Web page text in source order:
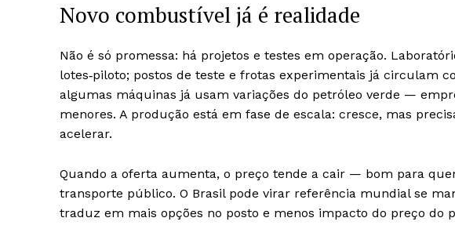
Novo combustível já é realidade
Não é só promessa: há projetos e testes em operação.
lotes‑piloto; postos de teste e frotas experimentais já circulam
algumas máquinas já usam variações do petróleo verde —
menores. A produção está em fase de escala: cresce, mas
acelerar.
Quando a oferta aumenta, o preço tende a cair — bom para
transporte público. O Brasil pode virar referência mundial se
traduz em mais opções no posto e menos impacto do preço do